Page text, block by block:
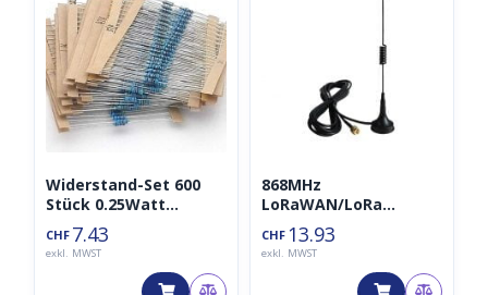
Widerstand-Set 600
Stück 0.25Watt
Metallfilm
CHF 7.43
exkl. MWST
868MHz
LoRaWAN/LoRa
Antenne mit 3m
Verlängerungskabel
5dbi SMA Male,
915MHz GSM
CHF 13.93
exkl. MWST